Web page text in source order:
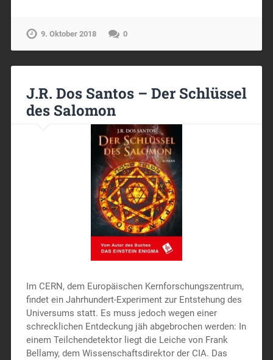
9. Oktober 2018 0
J.R. Dos Santos – Der Schlüssel
des Salomon
Im CERN, dem Europäischen Kernforschungszentrum,
findet ein Jahrhundert-Experiment zur Entstehung des
Universums statt. Es muss jedoch wegen einer
schrecklichen Entdeckung jäh abgebrochen werden: In
einem Teilchendetektor liegt die Leiche von Frank
Bellamy, dem Wissenschaftsdirektor der CIA. Das